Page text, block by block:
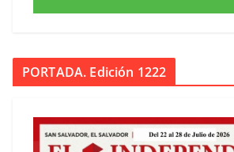
PORTADA. Edición 1222